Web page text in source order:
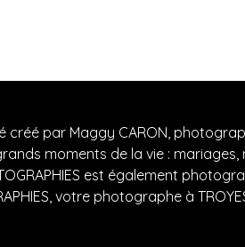
créé par Maggy CARON,
moments de la vie :
est également
votre photographe à